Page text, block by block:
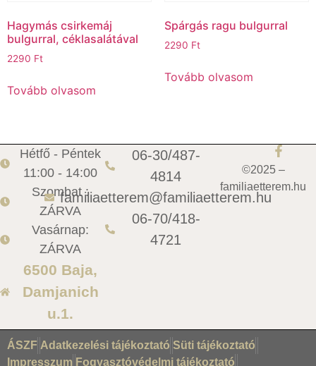
Hagymás csirkemáj
bulgurral, céklasalátával
2290 Ft
Tovább olvasom
Spárgás ragu bulgurral
2290 Ft
Tovább olvasom
Hétfő - Péntek
11:00 - 14:00
Szombat :
ZÁRVA
Vasárnap:
ZÁRVA
6500 Baja,
Damjanich
u.1.
06-30/487-
4814
familiaetterem@familiaetterem.hu
06-70/418-
4721
©2025 –
familiaetterem.hu
ÁSZF Adatkezelési tájékoztató Süti tájékoztató
Impresszum Fogyasztóvédelmi tájékoztató